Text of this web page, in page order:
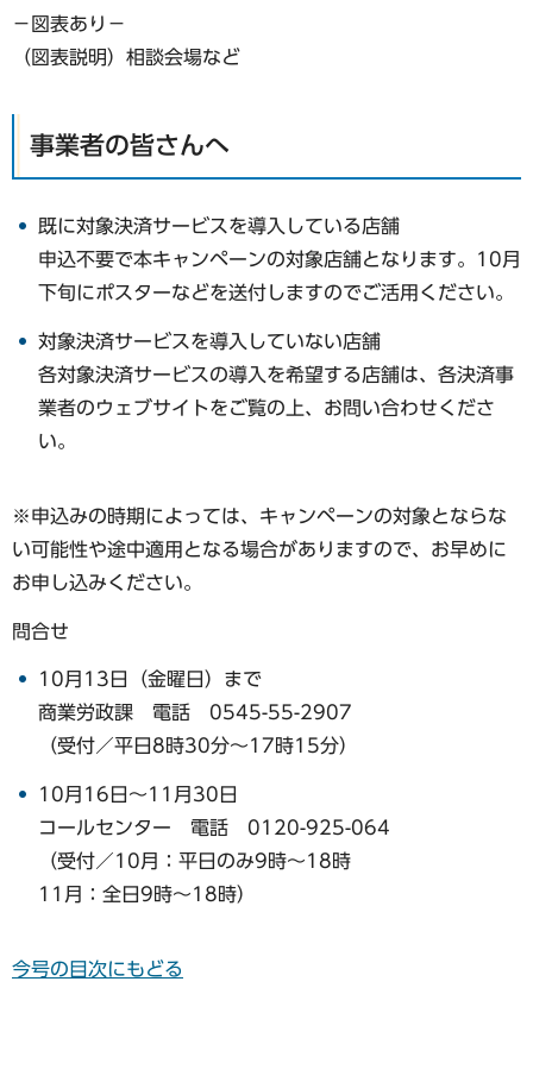
−図表あり−
（図表説明）相談会場など
事業者の皆さんへ
既に対象決済サービスを導入している店舗
申込不要で本キャンペーンの対象店舗となります。10月
下旬にポスターなどを送付しますのでご活用ください。
対象決済サービスを導入していない店舗
各対象決済サービスの導入を希望する店舗は、各決済事
業者のウェブサイトをご覧の上、お問い合わせくださ
い。
※申込みの時期によっては、キャンペーンの対象とならな
い可能性や途中適用となる場合がありますので、お早めに
お申し込みください。
問合せ
10月13日（金曜日）まで
商業労政課 電話 0545-55-2907
（受付／平日8時30分〜17時15分）
10月16日〜11月30日
コールセンター 電話 0120-925-064
（受付／10月：平日のみ9時〜18時
11月：全日9時〜18時）
今号の目次にもどる